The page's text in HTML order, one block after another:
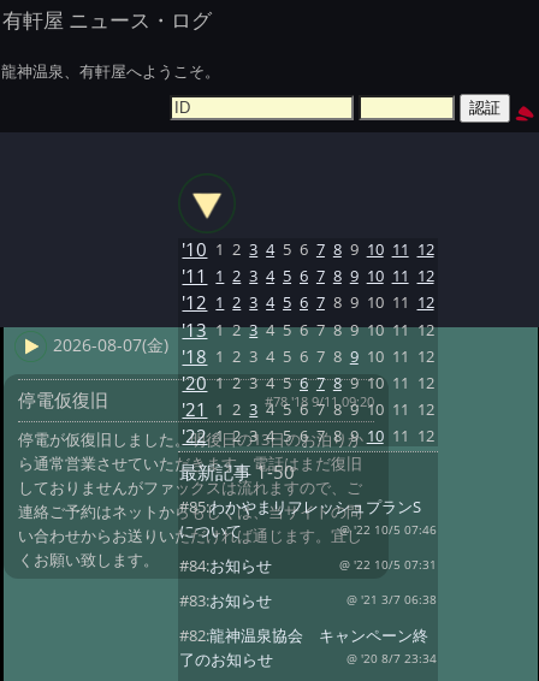
有軒屋 ニュース・ログ
龍神温泉、有軒屋へようこそ。
2026-08-07(金)
停電仮復旧 #78 '18 9/11 09:20
停電が仮復旧しました。明後日の13日のお泊りか
ら通常営業させていただきます。電話はまだ復旧
しておりませんがファックスは流れますので、ご
連絡ご予約はネットからもしくは、当サイトの問
い合わせからお送りいただければ通じます。宜し
くお願い致します。
'10 1 2 3 4 5 6 7 8 9 10 11 12
'11 1 2 3 4 5 6 7 8 9 10 11 12
'12 1 2 3 4 5 6 7 8 9 10 11 12
'13 1 2 3 4 5 6 7 8 9 10 11 12
'18 1 2 3 4 5 6 7 8 9 10 11 12
'20 1 2 3 4 5 6 7 8 9 10 11 12
'21 1 2 3 4 5 6 7 8 9 10 11 12
'22 1 2 3 4 5 6 7 8 9 10 11 12
最新記事 1-50
#85:わかやまリフレッシュプランS
について
@ '22 10/5 07:46
#84:お知らせ @ '22 10/5 07:31
#83:お知らせ @ '21 3/7 06:38
#82:龍神温泉協会 キャンペーン終
了のお知らせ
@ '20 8/7 23:34